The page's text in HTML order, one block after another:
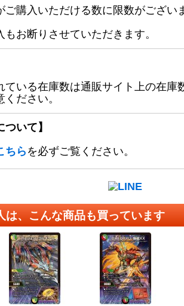
ご購入いただける数に限数がござい
お断りさせていただきます。
ている在庫数は通販サイト上の在庫
ださい。
ついて】
ちら を必ずご覧ください。
は、こんな商品も買っています